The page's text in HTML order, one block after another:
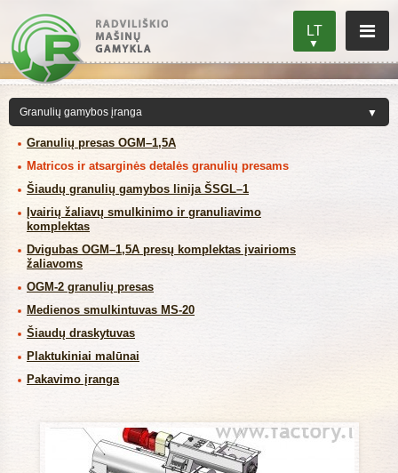
LT
Granulių presas OGM–1,5A
Matricos ir atsarginės detalės granulių presams
Šiaudų granulių gamybos linija ŠSGL–1
Įvairių žaliavų smulkinimo ir granuliavimo
komplektas
Dvigubas OGM–1,5A presų komplektas įvairioms
žaliavoms
OGM-2 granulių presas
Medienos smulkintuvas MS-20
Šiaudų draskytuvas
Plaktukiniai malūnai
Pakavimo įranga